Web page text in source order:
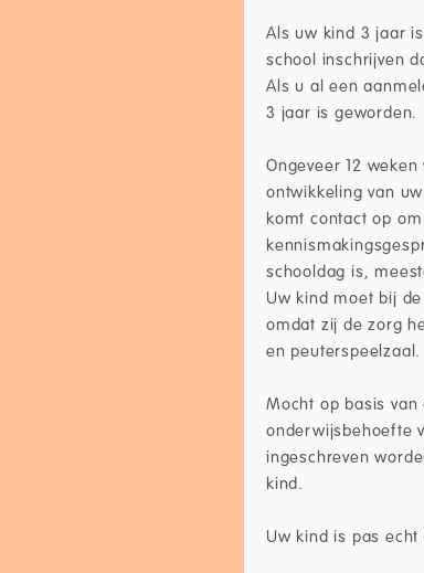
Als uw kind 3 jaar
school inschrijven
Als u al een
3 jaar is geworden.
Ongeveer 12
ontwikkeling van
komt contact op
schooldag is,
Uw kind moet bij
omdat zij de zorg
en peuterspeelzaal.
Mocht op basis
onderwijsbehoefte
ingeschreven
kind.
Uw kind is pas